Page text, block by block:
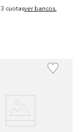
3 cuotasver bancos.